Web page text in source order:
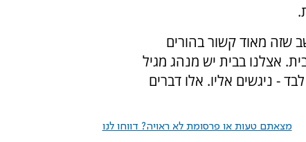
שזה מאוד קשור בהורים
אצלנו בבית יש מנהג מגיל
- ניגשים אליו. אלו דברים
מצאתם טעות או פרסומת לא ראויה? דווחו לנו